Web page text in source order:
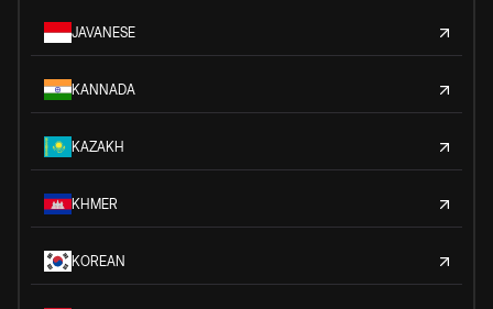
JAVANESE
KANNADA
KAZAKH
KHMER
KOREAN